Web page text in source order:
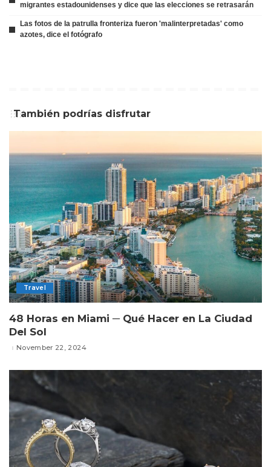
migrantes estadounidenses y dice que las elecciones se retrasarán
Las fotos de la patrulla fronteriza fueron 'malinterpretadas' como
azotes, dice el fotógrafo
También podrías disfrutar
Travel
48 Horas en Miami ─ Qué Hacer en La Ciudad
Del Sol
November 22, 2024